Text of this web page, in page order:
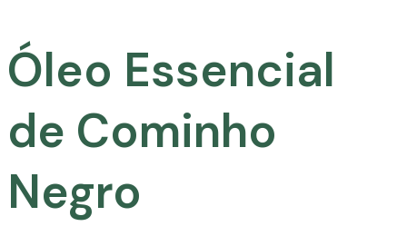
Óleo Essencial
de Cominho
Negro